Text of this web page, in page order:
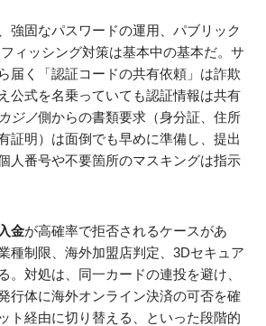
強固なパスワードの運用、パブリック
ィッシング対策は基本中の基本だ。サ
届く「認証コードの共有依頼」は詐欺
公式を名乗っていても認証情報は共有
ジノ側からの書類要求（身分証、住所
証明）は面倒でも早めに準備し、提出
人番号や不要箇所のマスキングは指示
入金が高確率で拒否されるケースがあ
種制限、海外加盟店判定、3Dセキュア
。対処は、同一カードの連投を避け、
行体に海外オンライン決済の可否を確
ト経由に切り替える、といった段階的